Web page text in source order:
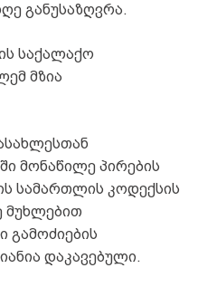
განუსაზღვრა.
საქალაქო
მზია
მონაწილე პირების
სამართლის კოდექსის
მუხლებით
გამოძიების
დაკავებული.